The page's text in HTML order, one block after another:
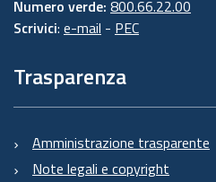
Numero verde: 800.66.22.00
Scrivici: e-mail - PEC
Trasparenza
Amministrazione trasparente
Note legali e copyright